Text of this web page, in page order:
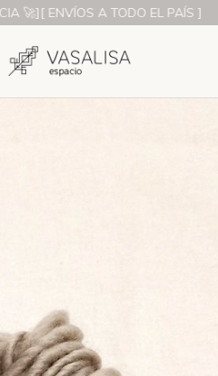
A TODO EL PAÍS ] [ 3